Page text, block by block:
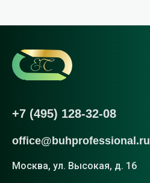
Москва, ул. Высокая, д. 16
office@buhprofessional.ru
+7 (495) 128-32-08